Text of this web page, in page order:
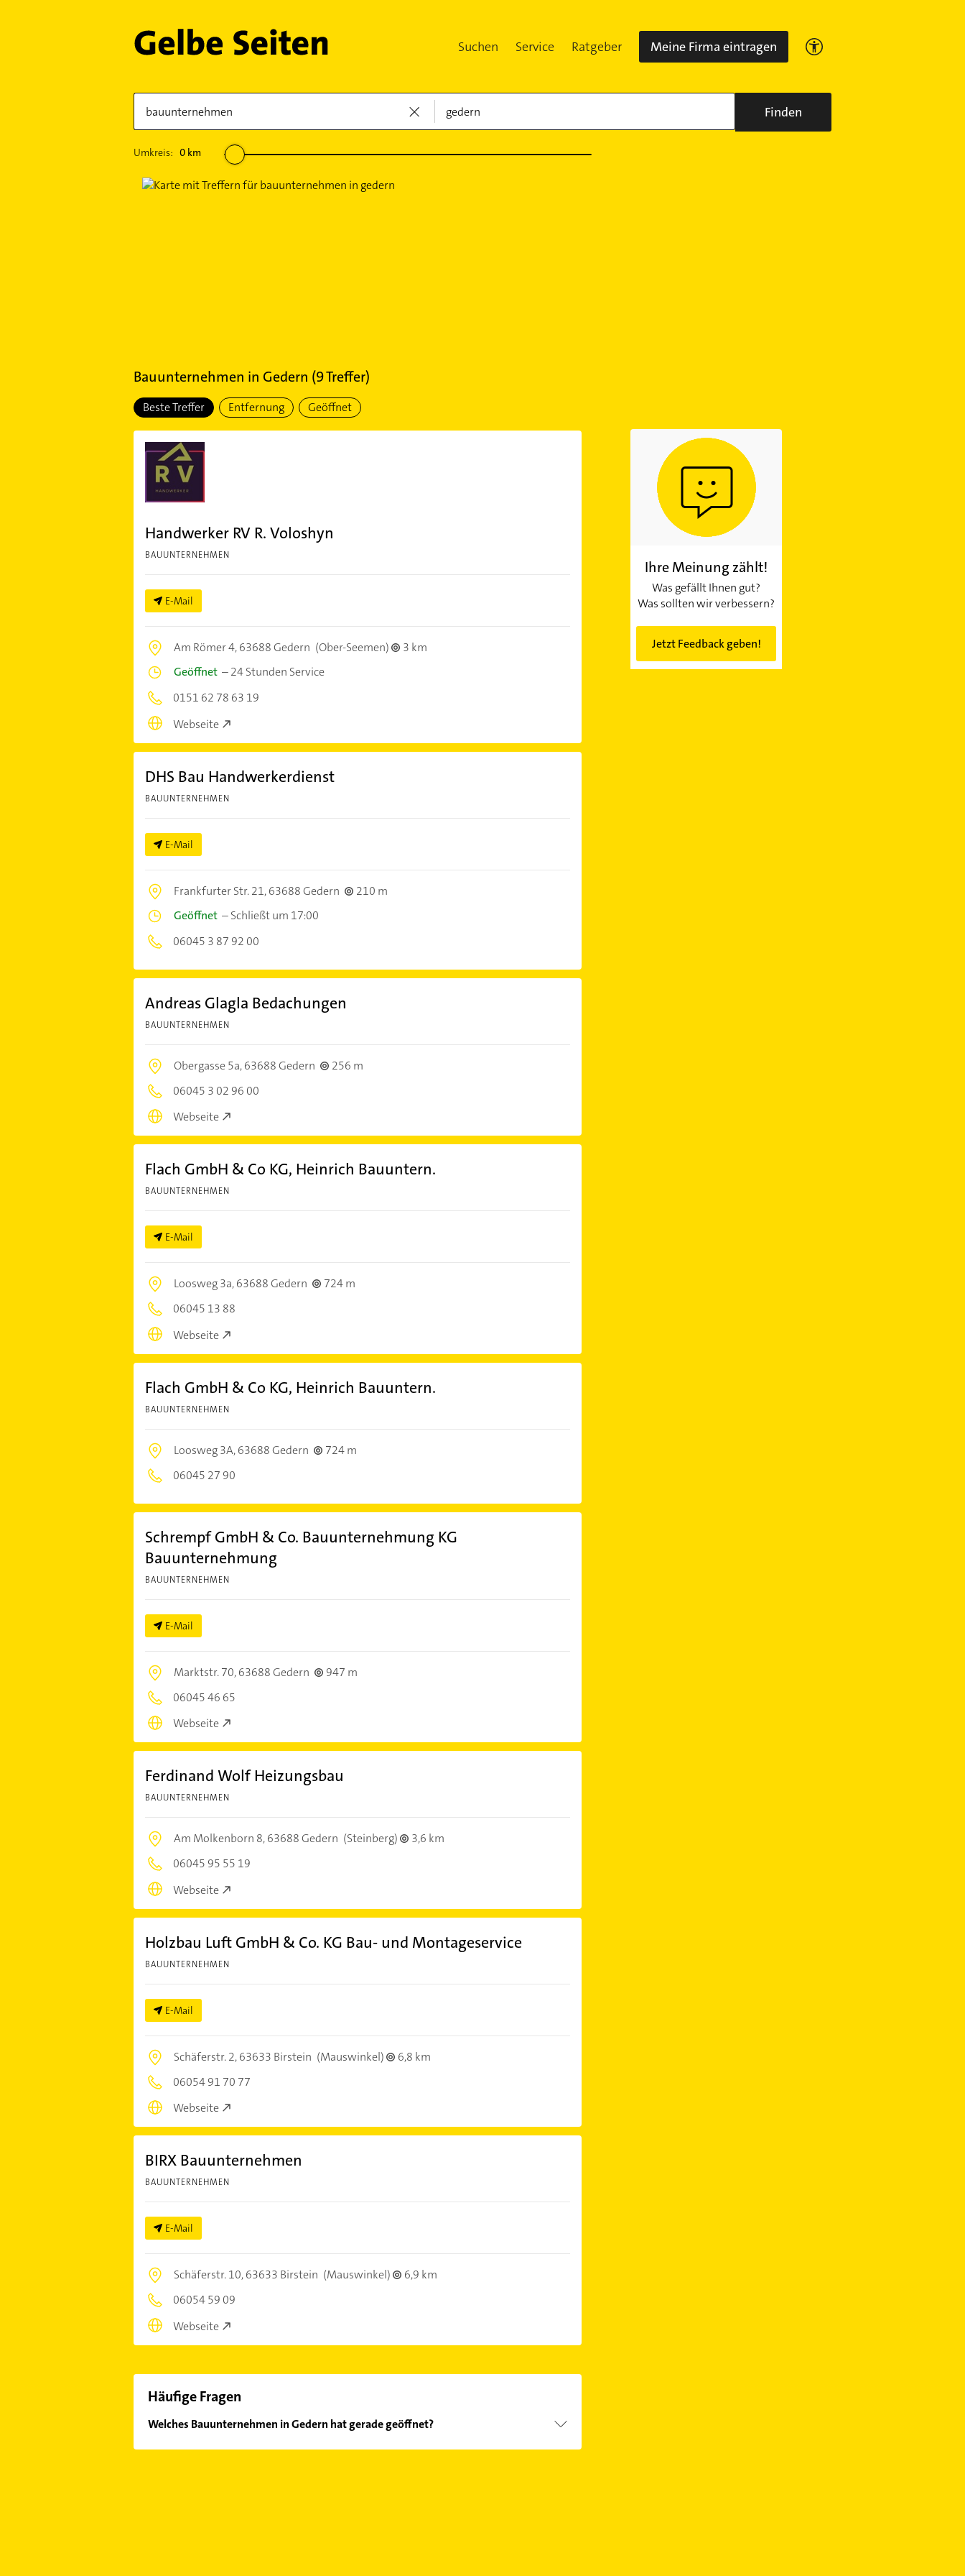
Suchen Service Ratgeber Meine Firma eintragen
Finden
Umkreis: 0km
Bauunternehmen in Gedern (9Treffer)
Beste Treffer Entfernung Geöffnet
Handwerker RV R. Voloshyn
BAUUNTERNEHMEN
E-Mail
Am Römer 4,63688 Gedern (Ober-Seemen)
3 km
Geöffnet–24 Stunden Service
0151 62 78 63 19
Webseite
DHS Bau Handwerkerdienst
BAUUNTERNEHMEN
E-Mail
Frankfurter Str. 21,63688 Gedern
210 m
Geöffnet–Schließt um 17:00
06045 3 87 92 00
Andreas Glagla Bedachungen
BAUUNTERNEHMEN
Obergasse 5a,63688 Gedern
256 m
06045 3 02 96 00
Webseite
Flach GmbH & Co KG, Heinrich Bauuntern.
BAUUNTERNEHMEN
E-Mail
Loosweg 3a,63688 Gedern
724 m
06045 13 88
Webseite
Flach GmbH & Co KG, Heinrich Bauuntern.
BAUUNTERNEHMEN
Loosweg 3A,63688 Gedern
724 m
06045 27 90
Schrempf GmbH & Co. Bauunternehmung KG
Bauunternehmung
BAUUNTERNEHMEN
E-Mail
Marktstr. 70,63688 Gedern
947 m
06045 46 65
Webseite
Ferdinand Wolf Heizungsbau
BAUUNTERNEHMEN
Am Molkenborn 8,63688 Gedern (Steinberg)
3,6 km
06045 95 55 19
Webseite
Holzbau Luft GmbH & Co. KG Bau- und Montageservice
BAUUNTERNEHMEN
E-Mail
Schäferstr. 2,63633 Birstein (Mauswinkel)
6,8 km
06054 91 70 77
Webseite
BIRX Bauunternehmen
BAUUNTERNEHMEN
E-Mail
Schäferstr. 10,63633 Birstein (Mauswinkel)
6,9 km
06054 59 09
Webseite
Häufige Fragen
Welches Bauunternehmen in Gedern hat gerade geöffnet?
Im Anbieter-Bereich finden Sie alleÖffnungszeiten. Bitte beachten Sie, dass diese an
Ihre Meinung zählt!
Was gefällt Ihnen gut?
Was sollten wir verbessern?
Jetzt Feedback geben!